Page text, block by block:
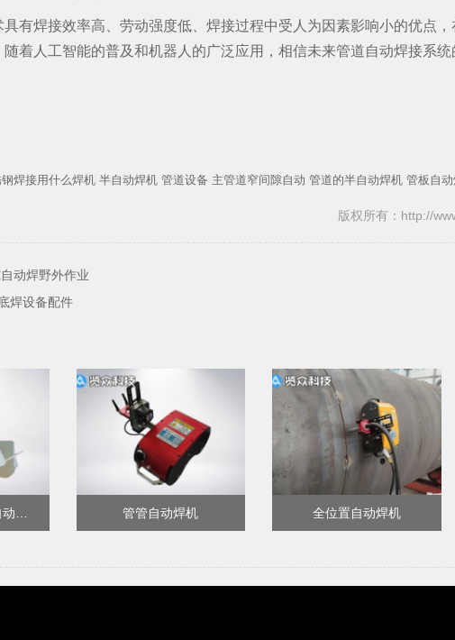
具有焊接效率高、劳动强度低、焊接过程中受人为因素影响小的优点
着人工智能的普及和机器人的广泛应用，相信未来管道自动焊接系
焊接用什么焊机 半自动焊机 管道设备 主管道窄间隙自动 管道的半自动焊机 管板自
版权所有：http://
动焊野外作业
焊设备配件
磁吸式管道全位置自动焊机 管管自动焊机 全位置自动焊机